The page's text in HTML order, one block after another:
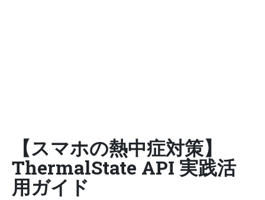
【スマホの熱中症対策】
ThermalState API 実践活
用ガイド